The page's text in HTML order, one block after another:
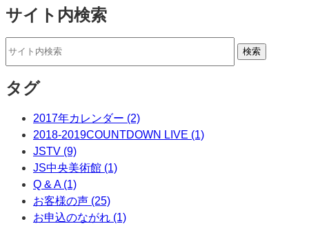
サイト内検索
タグ
2017年カレンダー (2)
2018-2019COUNTDOWN LIVE (1)
JSTV (9)
JS中央美術館 (1)
Q & A (1)
お客様の声 (25)
お申込のながれ (1)